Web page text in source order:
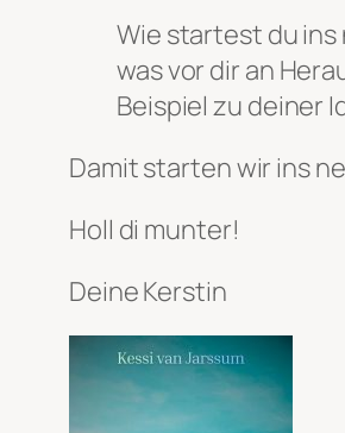
Wie startest du ins
was vor dir an
Beispiel zu deiner
Damit starten wir ins
Holl di munter!
Deine Kerstin